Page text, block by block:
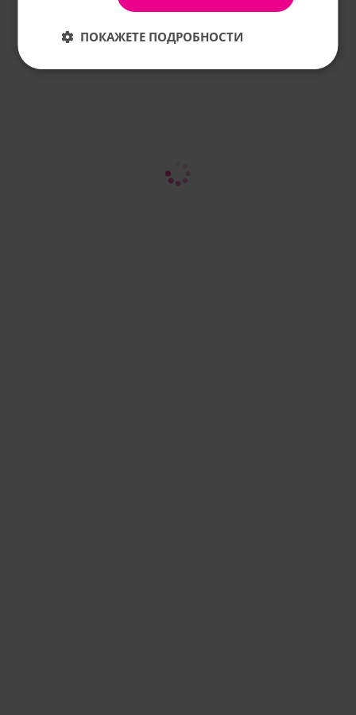
ПОКАЖЕТЕ ПОДРОБНОСТИ